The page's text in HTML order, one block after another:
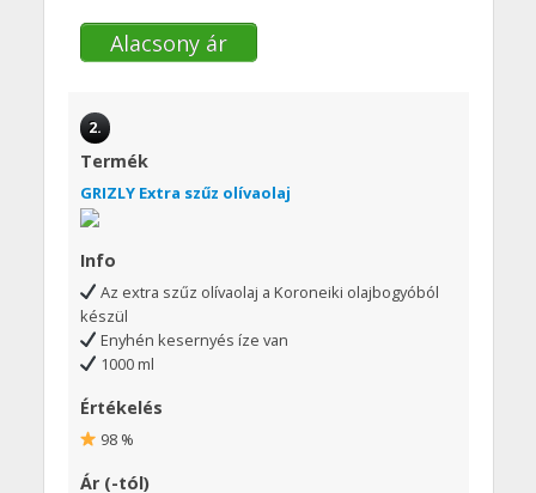
Alacsony ár
2.
Termék
GRIZLY Extra szűz olívaolaj
Info
Az extra szűz olívaolaj a Koroneiki olajbogyóból
készül
Enyhén kesernyés íze van
1000 ml
Értékelés
98 %
Ár (-tól)